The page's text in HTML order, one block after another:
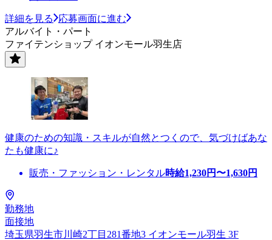
詳細を見る
応募画面に進む
アルバイト・パート
ファイテンショップ イオンモール羽生店
健康のための知識・スキルが自然とつくので、気づけばあな
たも健康に♪
販売・ファッション・レンタル時給1,230円〜1,630円
勤務地
面接地
埼玉県羽生市川崎2丁目281番地3 イオンモール羽生 3F